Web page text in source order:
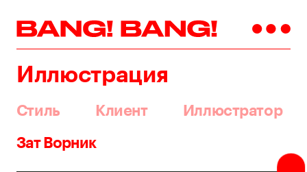
Иллюстрация
Стиль Клиент Иллюстратор
Зат Ворник